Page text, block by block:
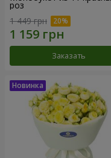
роз
1 449 грн
Заказать